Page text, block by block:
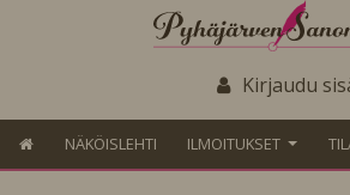
Kirjaudu
NÄKÖISLEHTI ILMOITUKSET